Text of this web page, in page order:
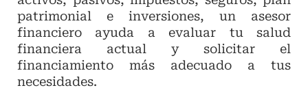
patrimonial e inversiones, un asesor
financiero ayuda a evaluar tu salud
financiera actual y solicitar el
financiamiento más adecuado a tus
necesidades.